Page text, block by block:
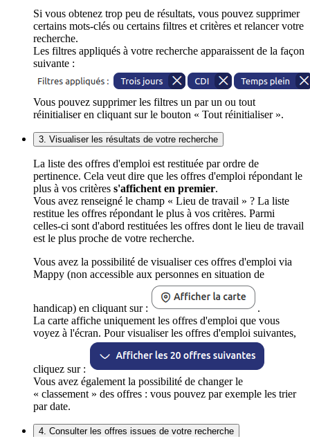
Si vous obtenez trop peu de résultats, vous pouvez supprimer
certains mots-clés ou certains filtres et critères et relancer votre
recherche.
Les filtres appliqués à votre recherche apparaissent de la façon
suivante :
Vous pouvez supprimer les filtres un par un ou tout
réinitialiser en cliquant sur le bouton « Tout réinitialiser ».
3. Visualiser les résultats de votre recherche
La liste des offres d'emploi est restituée par ordre de
pertinence. Cela veut dire que les offres d'emploi répondant le
plus à vos critères s'affichent en premier.
Vous avez renseigné le champ « Lieu de travail » ? La liste
restitue les offres répondant le plus à vos critères. Parmi
celles-ci sont d'abord restituées les offres dont le lieu de travail
est le plus proche de votre recherche.
Vous avez la possibilité de visualiser ces offres d'emploi via
Mappy (non accessible aux personnes en situation de
handicap) en cliquant sur :
.
La carte affiche uniquement les offres d'emploi que vous
voyez à l'écran. Pour visualiser les offres d'emploi suivantes,
cliquez sur :
Vous avez également la possibilité de changer le
« classement » des offres : vous pouvez par exemple les trier
par date.
4. Consulter les offres issues de votre recherche